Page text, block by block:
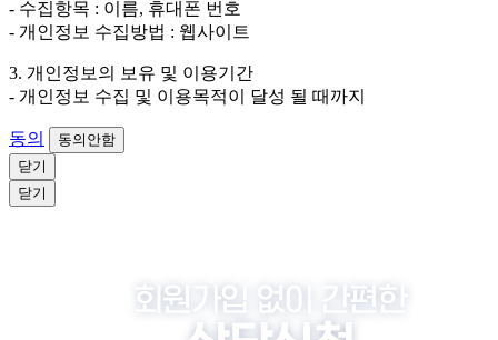
- 수집항목 : 이름, 휴대폰 번호
- 개인정보 수집방법 : 웹사이트
3. 개인정보의 보유 및 이용기간
- 개인정보 수집 및 이용목적이 달성 될 때까지
동의
동의안함
닫기
닫기